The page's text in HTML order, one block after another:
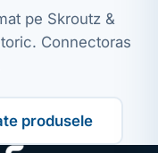
pe Skroutz &
Connectoras
produsele